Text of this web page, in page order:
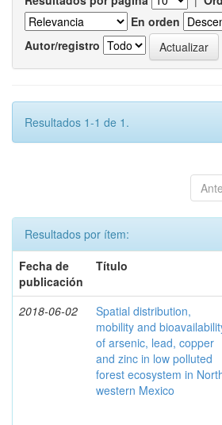
En orden
Autor/registro
Resultados 1-1 de 1.
Resultados por ítem:
Fecha de
publicación
Título
2018-06-02
Spatial distribution,
mobility and
of arsenic, lead, copper
and zinc in low polluted
forest ecosystem in
western Mexico